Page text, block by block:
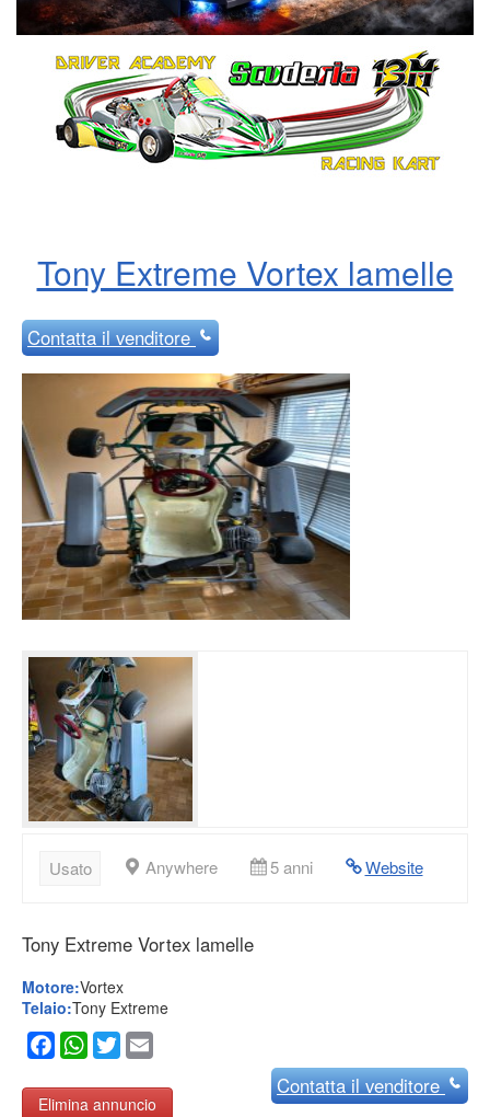
Tony Extreme Vortex lamelle
Contattail venditore
Usato Anywhere 5 anni Website
Tony Extreme Vortex lamelle
Motore:Vortex
Telaio:Tony Extreme
Facebook
WhatsApp
Twitter
Elimina annuncio
Contattail venditore